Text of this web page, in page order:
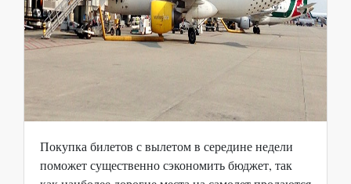
Покупка билетов с вылетом в середине недели
поможет существенно сэкономить бюджет, так